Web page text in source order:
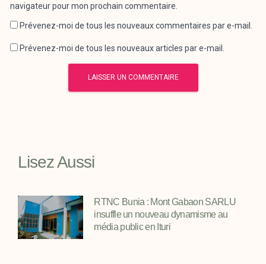
navigateur pour mon prochain commentaire.
Prévenez-moi de tous les nouveaux commentaires par e-mail.
Prévenez-moi de tous les nouveaux articles par e-mail.
Lisez Aussi
RTNC Bunia : Mont Gabaon SARLU
insuffle un nouveau dynamisme au
média public en Ituri